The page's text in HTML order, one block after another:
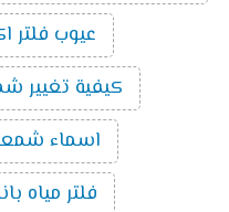
عيوب فلتر اكوا
كيفية تغيير
اسماء شمعات
فلتر مياه